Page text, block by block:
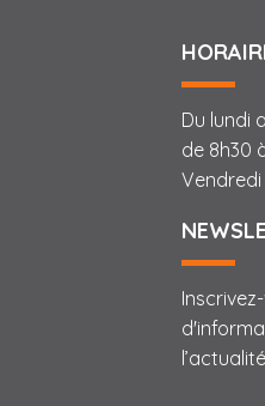
Du lundi
de 8h30
Vendredi
l’actualité